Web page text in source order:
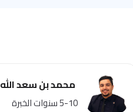
محمد بن سعد الله
5-10 سنوات الخبرة